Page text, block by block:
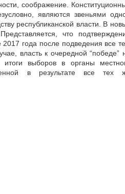
соображение.
являются звеньями
республиканской власти. В
что
года после подведения все
власть к очередной “победе”
итоги выборов в органы
в результате все тех